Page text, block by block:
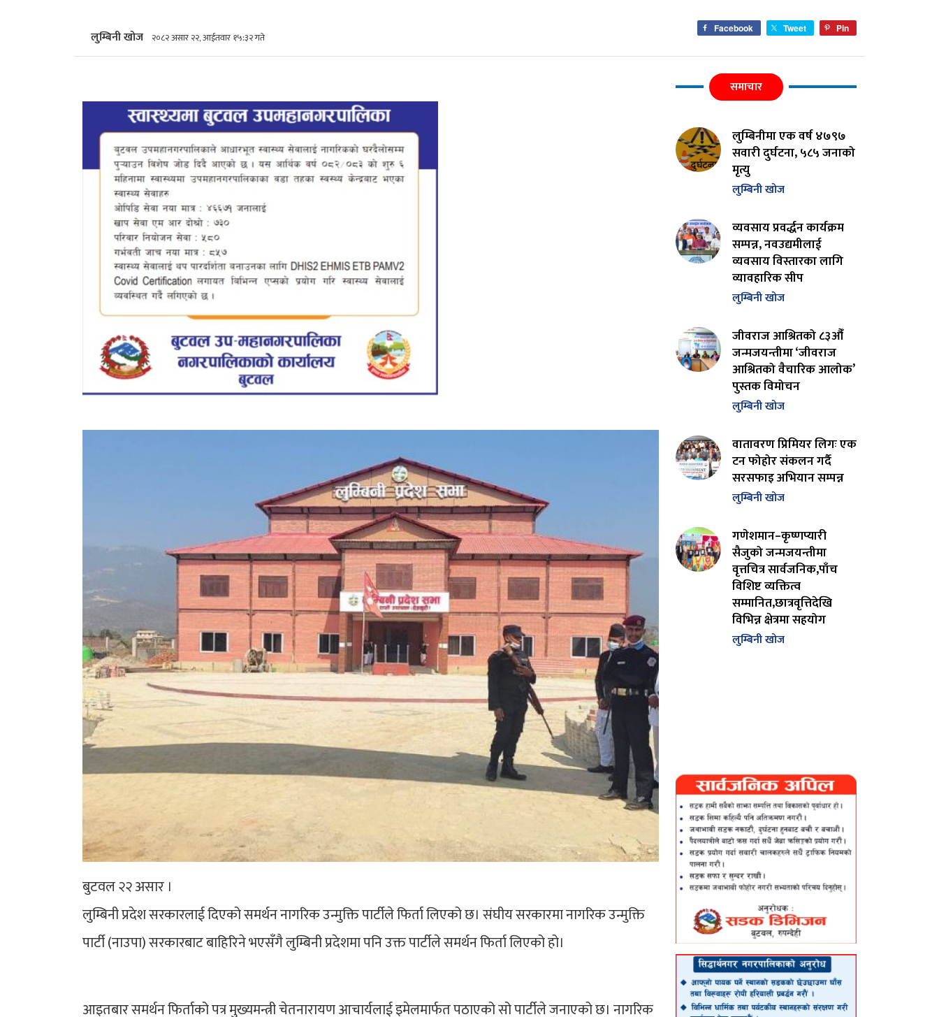
लुम्बिनी खोज २०८२ असार २२, आईतवार १५:३२ गते
Facebook Tweet Pin
बुटवल २२ असार ।
लुम्बिनी प्रदेश सरकारलाई दिएको समर्थन नागरिक उन्मुक्ति पार्टीले फिर्ता लिएको छ। संघीय सरकारमा नागरिक उन्मुक्ति
पार्टी (नाउपा) सरकारबाट बाहिरिने भएसँगै लुम्बिनी प्रदेशमा पनि उक्त पार्टीले समर्थन फिर्ता लिएको हो।
आइतबार समर्थन फिर्ताको पत्र मुख्यमन्त्री चेतनारायण आचार्यलाई इमेलमार्फत पठाएको सो पार्टीले जनाएको छ। नागरिक
समाचार
लुम्बिनीमा एक वर्ष ४७९७
सवारी दुर्घटना, ५८५ जनाको
मृत्यु
लुम्बिनी खोज
व्यवसाय प्रवर्द्धन कार्यक्रम
सम्पन्न, नवउद्यमीलाई
व्यवसाय विस्तारका लागि
व्यावहारिक सीप
लुम्बिनी खोज
जीवराज आश्रितको ८३औँ
जन्मजयन्तीमा ‘जीवराज
आश्रितको वैचारिक आलोक’
पुस्तक विमोचन
लुम्बिनी खोज
वातावरण प्रिमियर लिगः एक
टन फोहोर संकलन गर्दै
सरसफाइ अभियान सम्पन्न
लुम्बिनी खोज
गणेशमान–कृष्णप्यारी
सैजुको जन्मजयन्तीमा
वृत्तचित्र सार्वजनिक,पाँच
विशिष्ट व्यक्तित्व
सम्मानित,छात्रवृत्तिदेखि
विभिन्न क्षेत्रमा सहयोग
लुम्बिनी खोज